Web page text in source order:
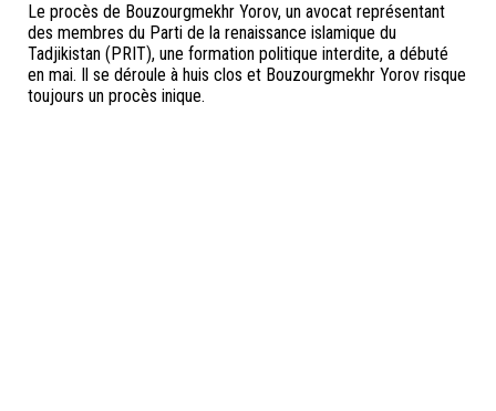
Le procès de Bouzourgmekhr Yorov, un avocat représentant
des membres du Parti de la renaissance islamique du
Tadjikistan (PRIT), une formation politique interdite, a débuté
en mai. Il se déroule à huis clos et Bouzourgmekhr Yorov risque
toujours un procès inique.